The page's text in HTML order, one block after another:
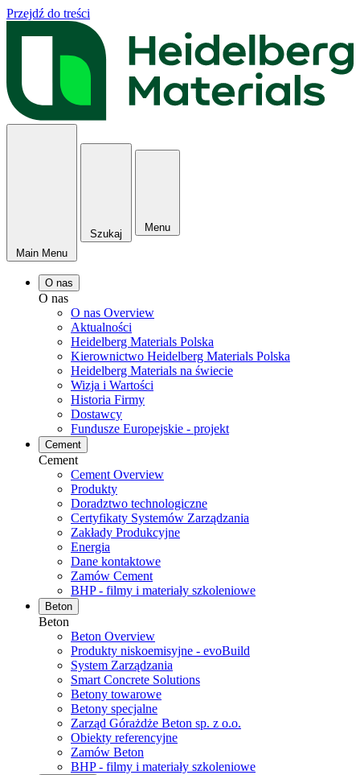
Przejdź do treści
Main Menu
Szukaj
Menu
O nas
O nas
O nas Overview
Aktualności
Heidelberg Materials Polska
Kierownictwo Heidelberg Materials Polska
Heidelberg Materials na świecie
Wizja i Wartości
Historia Firmy
Dostawcy
Fundusze Europejskie - projekt
Cement
Cement
Cement Overview
Produkty
Doradztwo technologiczne
Certyfikaty Systemów Zarządzania
Zakłady Produkcyjne
Energia
Dane kontaktowe
Zamów Cement
BHP - filmy i materiały szkoleniowe
Beton
Beton
Beton Overview
Produkty niskoemisyjne - evoBuild
System Zarządzania
Smart Concrete Solutions
Betony towarowe
Betony specjalne
Zarząd Górażdże Beton sp. z o.o.
Obiekty referencyjne
Zamów Beton
BHP - filmy i materiały szkoleniowe